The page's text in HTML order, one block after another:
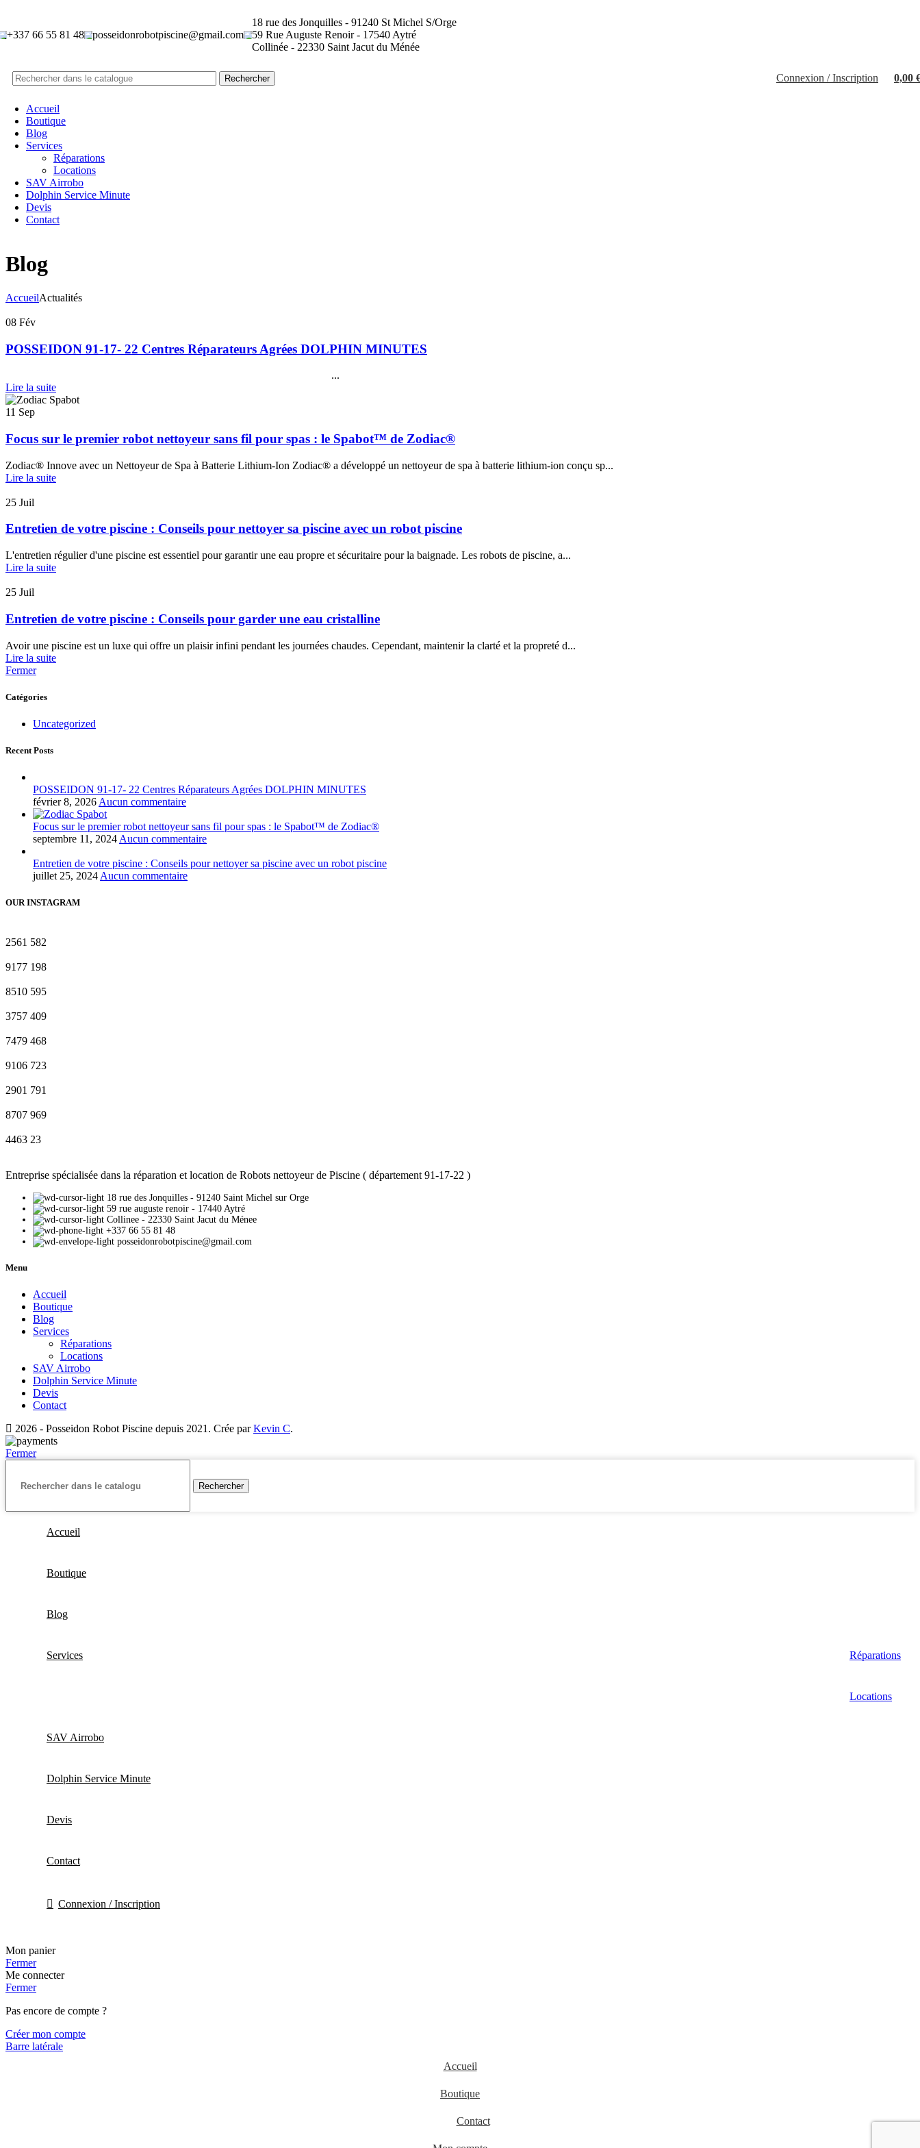
+337 66 55 81 48​ posseidonrobotpiscine@gmail.com​
18 rue des Jonquilles - 91240 St Michel S/Orge
59 Rue Auguste Renoir - 17540 Aytré
Collinée - 22330 Saint Jacut du Ménée
Rechercher Connexion / Inscription 0,00
Accueil
Boutique
Blog
Services
Réparations
Locations
SAV Airrobo
Dolphin Service Minute
Devis
Contact
Blog
AccueilActualités
08 Fév
POSSEIDON 91-17- 22 Centres Réparateurs Agrées DOLPHIN MINUTES
...
Lire la suite
11 Sep
Focus sur le premier robot nettoyeur sans fil pour spas : le Spabot™ de Zodiac®
Zodiac® Innove avec un Nettoyeur de Spa à Batterie Lithium-Ion Zodiac® a développé un nettoyeur de spa à batterie lithium-ion conçu sp...
Lire la suite
25 Juil
Entretien de votre piscine : Conseils pour nettoyer sa piscine avec un robot piscine
L'entretien régulier d'une piscine est essentiel pour garantir une eau propre et sécuritaire pour la baignade. Les robots de piscine, a...
Lire la suite
25 Juil
Entretien de votre piscine : Conseils pour garder une eau cristalline
Avoir une piscine est un luxe qui offre un plaisir infini pendant les journées chaudes. Cependant, maintenir la clarté et la propreté d...
Lire la suite
Fermer
Catégories
Uncategorized
Recent Posts
POSSEIDON 91-17- 22 Centres Réparateurs Agrées DOLPHIN MINUTES
février 8, 2026 Aucun commentaire
Focus sur le premier robot nettoyeur sans fil pour spas : le Spabot™ de Zodiac®
septembre 11, 2024 Aucun commentaire
Entretien de votre piscine : Conseils pour nettoyer sa piscine avec un robot piscine
juillet 25, 2024 Aucun commentaire
OUR INSTAGRAM
2561 582
9177 198
8510 595
3757 409
7479 468
9106 723
2901 791
8707 969
4463 23
Entreprise spécialisée dans la réparation et location de Robots nettoyeur de Piscine ( département 91-17-22 )
18 rue des Jonquilles - 91240 Saint Michel sur Orge ​
59 rue auguste renoir - 17440 Aytré​
Collinee - 22330 Saint Jacut du Ménee
+337 66 55 81 48​
posseidonrobotpiscine@gmail.com​
Menu
Accueil
Boutique
Blog
Services
Réparations
Locations
SAV Airrobo
Dolphin Service Minute
Devis
Contact
2026 - Posseidon Robot Piscine depuis 2021. Crée parKevin C.
Fermer
Rechercher
Accueil
Boutique
Blog
Services Réparations
Locations
SAV Airrobo
Dolphin Service Minute
Devis
Contact
Connexion / Inscription
Mon panier
Fermer
Me connecter
Fermer
Pas encore de compte ?
Créer mon compte
Barre latérale
Accueil
Boutique
Contact